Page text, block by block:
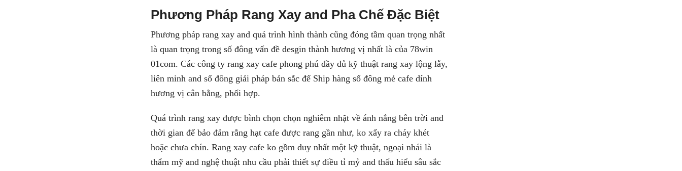
Phương Pháp Rang Xay and Pha Chế Đặc Biệt
Phương pháp rang xay and quá trình hình thành cũng đóng tầm quan trọng nhất
là quan trọng trong số đông vấn đề desgin thành hương vị nhất là của 78win
01com. Các công ty rang xay cafe phong phú đầy đủ kỹ thuật rang xay lộng lẫy,
liên minh and số đông giải pháp bản sắc để Ship hàng số đông mẻ cafe dính
hương vị cân bằng, phối hợp.
Quá trình rang xay được bình chọn chọn nghiêm nhặt về ánh nắng bên trời and
thời gian để bảo đảm rằng hạt cafe được rang gần như, ko xẩy ra cháy khét
hoặc chưa chín. Rang xay cafe ko gồm duy nhất một kỹ thuật, ngoại nhái là
thẩm mỹ and nghệ thuật nhu cầu phải thiết sự điều tỉ mỷ and thấu hiểu sâu sắc